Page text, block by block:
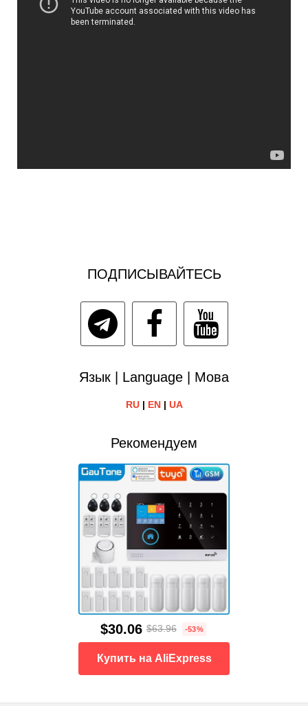
ПОДПИСЫВАЙТЕСЬ
Язык | Language | Мова
RU| EN| UA
Рекомендуем
$30.06 $63.96 -53%
Купить на AliExpress